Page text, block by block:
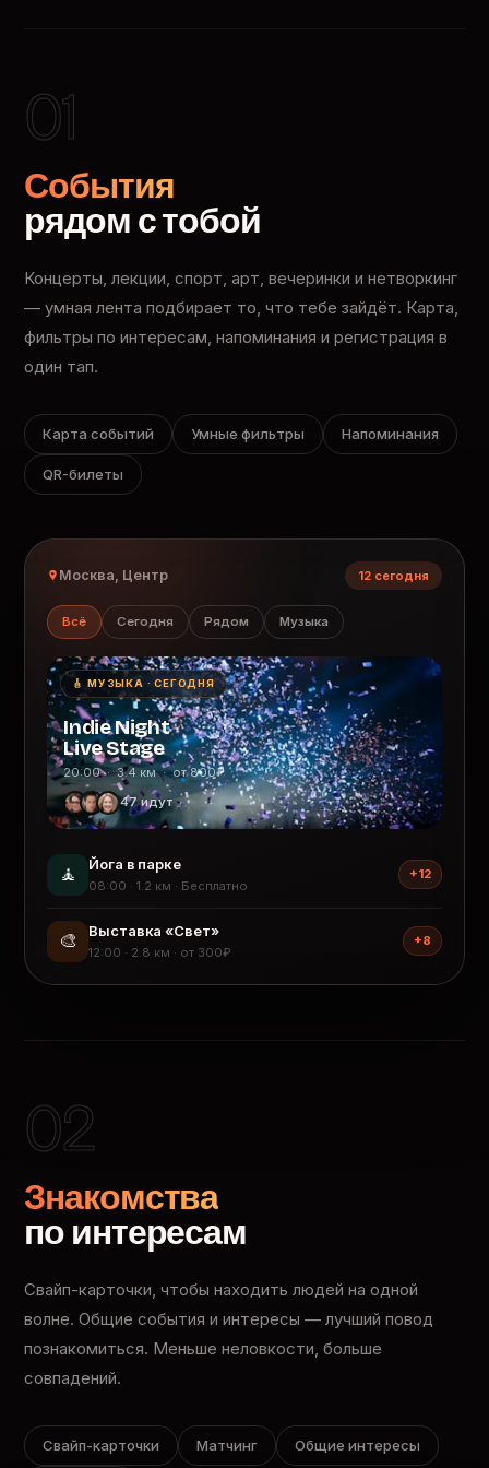
01
События
рядом с тобой
Концерты, лекции, спорт, арт, вечеринки и нетворкинг
— умная лента подбирает то, что тебе зайдёт. Карта,
фильтры по интересам, напоминания и регистрация в
один тап.
Карта событий Умные фильтры Напоминания
QR-билеты
Москва, Центр 12 сегодня
Всё Сегодня Рядом Музыка
🎸 МУЗЫКА · СЕГОДНЯ
Indie Night
Live Stage
20:00 · 3.4 км · от 800₽
47 идут
🧘 Йога в парке
08:00 · 1.2 км · Бесплатно
+12
🎨 Выставка «Свет»
12:00 · 2.8 км · от 300₽
+8
02
Знакомства
по интересам
Свайп-карточки, чтобы находить людей на одной
волне. Общие события и интересы — лучший повод
познакомиться. Меньше неловкости, больше
совпадений.
Свайп-карточки Матчинг Общие интересы